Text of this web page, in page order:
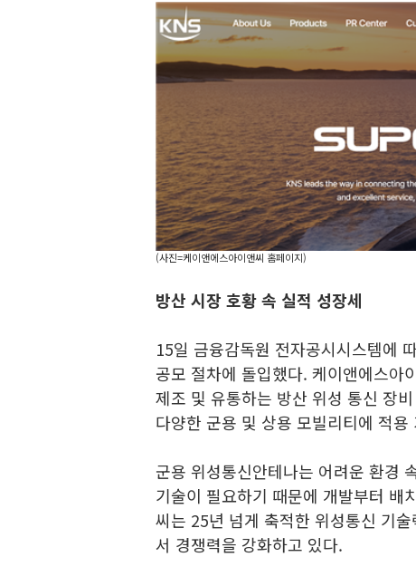
(사진=케이앤에스아이앤씨 홈페이지)
방산 시장 호황 속 실적 성장세
15일 금융감독원 전자공시시스템에
공모 절차에 돌입했다. 케이앤에스아
제조 및 유통하는 방산 위성 통신 장
다양한 군용 및 상용 모빌리티에 적
군용 위성통신안테나는 어려운 환경
기술이 필요하기 때문에 개발부터 배
씨는 25년 넘게 축적한 위성통신 기
서 경쟁력을 강화하고 있다.